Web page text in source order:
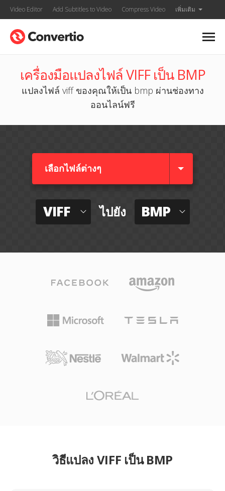
Video Editor Add Subtitles to Video Compress Video เพิ่มเติม
เครื่องมือแปลงไฟล์ VIFF เป็น BMP
แปลงไฟล์ viff ของคุณให้เป็น bmp ผ่านช่องทาง
ออนไลน์ฟรี
เลือกไฟล์ต่างๆ​
VIFF ไปยัง BMP
วิธีแปลง VIFF เป็น BMP